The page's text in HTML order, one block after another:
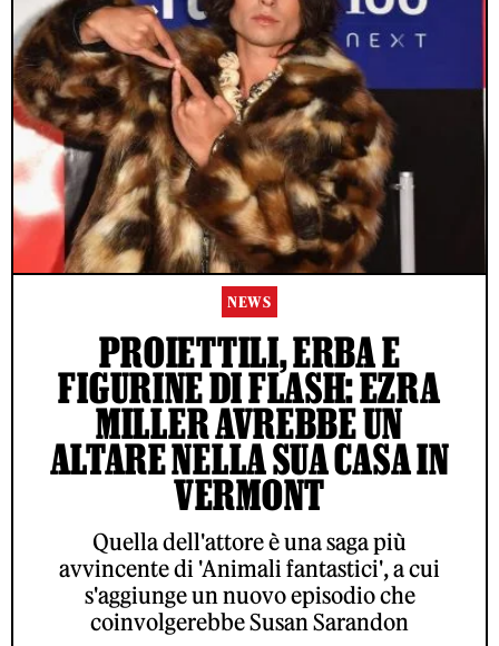
NEWS
PROIETTILI, ERBA E
FIGURINE DI FLASH: EZRA
MILLER AVREBBE UN
ALTARE NELLA SUA CASA IN
VERMONT
Quella dell'attore è una saga più
avvincente di 'Animali fantastici', a cui
s'aggiunge un nuovo episodio che
coinvolgerebbe Susan Sarandon